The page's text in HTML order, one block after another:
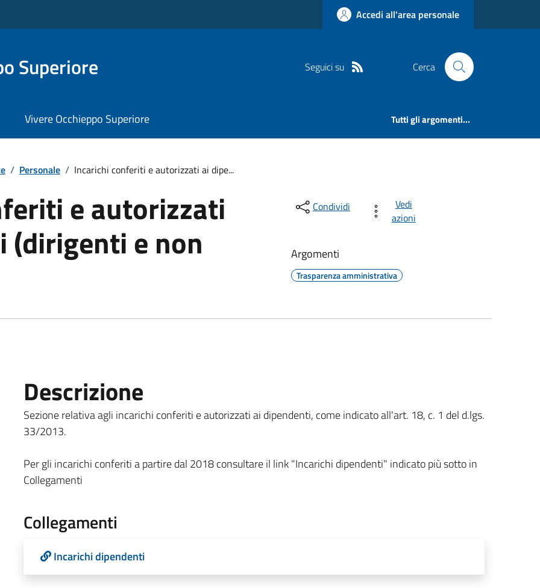
Accedi all'area personale
Superiore Seguici su Cerca
Vivere Occhieppo Superiore Tutti gli argomenti...
/ Personale / Incarichi conferiti e autorizzati ai dipe...
e autorizzati
(dirigenti e non
Condividi
Vedi
azioni
Argomenti
Trasparenza amministrativa
Descrizione
Sezione relativa agli incarichi conferiti e autorizzati ai dipendenti, come indicato all'art. 18, c. 1 del d.lgs.
33/2013.
Per gli incarichi conferiti a partire dal 2018 consultare il link "Incarichi dipendenti" indicato più sotto in
Collegamenti
Collegamenti
Incarichi dipendenti